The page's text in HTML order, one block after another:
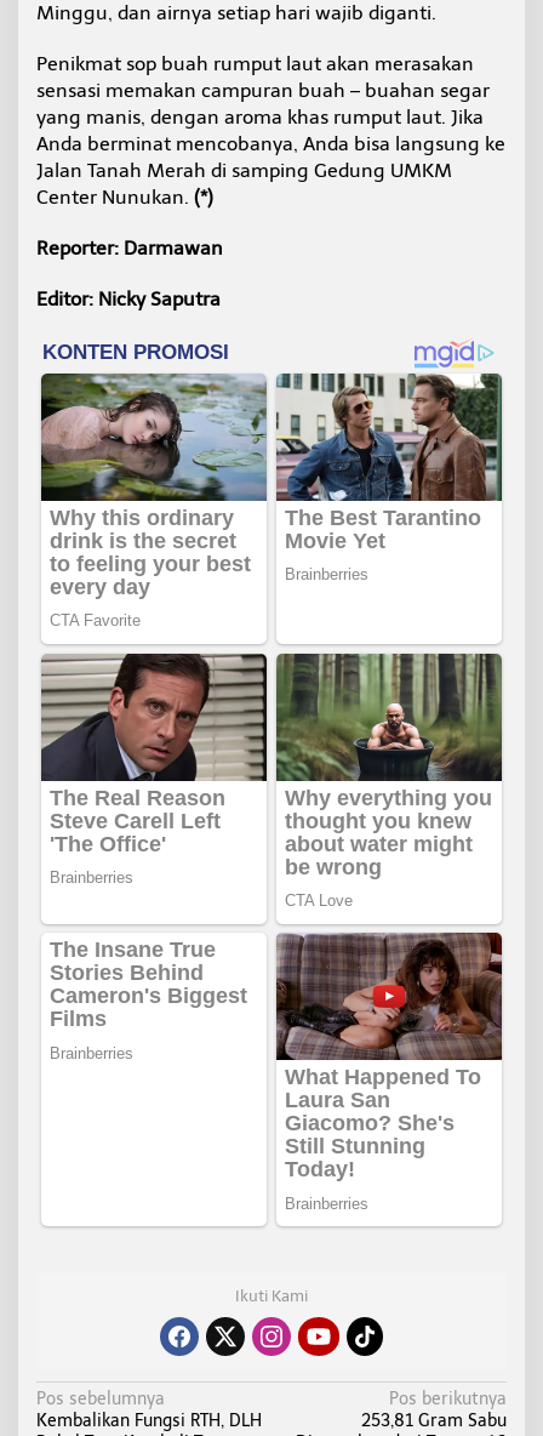
Minggu, dan airnya setiap hari wajib diganti.
Penikmat sop buah rumput laut akan merasakan
sensasi memakan campuran buah – buahan segar
yang manis, dengan aroma khas rumput laut. Jika
Anda berminat mencobanya, Anda bisa langsung ke
Jalan Tanah Merah di samping Gedung UMKM
Center Nunukan. (*)
Reporter: Darmawan
Editor: Nicky Saputra
Ikuti Kami
N
Pos sebelumnya
Kembalikan Fungsi RTH, DLH
Pos berikutnya
253,81 Gram Sabu